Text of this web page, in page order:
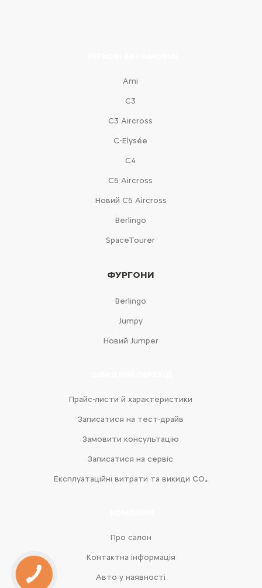
Ami
С3
С3 Aircross
C-Elysée
С4
С5 Aircross
Новий С5 Aircross
Berlingo
SpaceTourer
ФУРГОНИ
Berlingo
Jumpy
Новий Jumper
Прайс-листи й характеристики
Записатися на тест-драйв
Замовити консультацію
Записатися на сервіс
Експлуатаційні витрати та викиди CO₂
Про салон
Контактна інформація
Авто у наявності